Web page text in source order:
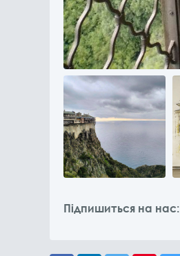
Підпишиться на нас: